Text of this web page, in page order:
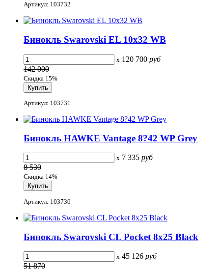
Артикул: 103732
Бинокль Swarovski EL 10x32 WB
x 120 700 руб
142 000
Скидка 15%
Артикул: 103731
Бинокль HAWKE Vantage 8?42 WP Grey
x 7 335 руб
8 530
Скидка 14%
Артикул: 103730
Бинокль Swarovski CL Pocket 8x25 Black
x 45 126 руб
51 870